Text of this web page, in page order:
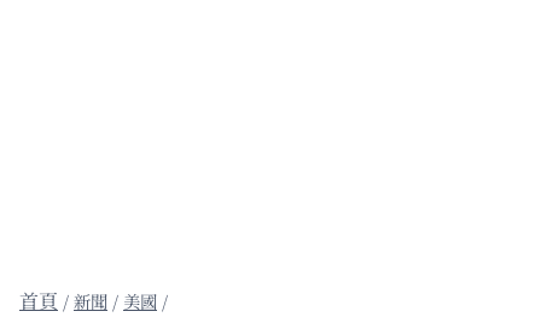
/新聞 / 美國 /